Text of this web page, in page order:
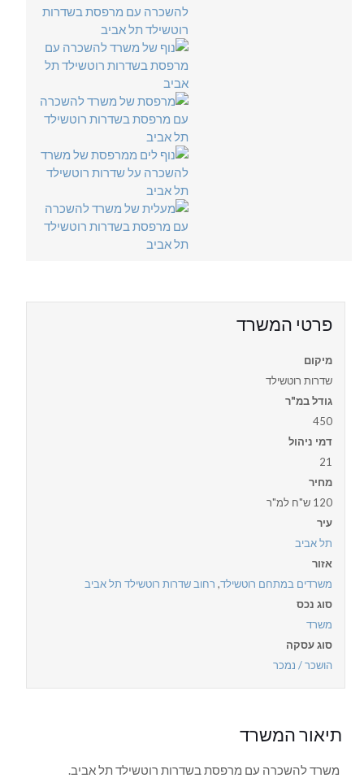
פרטי המשרד
מיקום
שדרות רוטשילד
גודל במ"ר
450
דמי ניהול
21
מחיר
120 ש"ח למ"ר
עיר
תל אביב
אזור
משרדים במתחם רוטשילד, רחוב שדרות רוטשילד תל אביב
סוג נכס
משרד
סוג עסקה
הושכר / נמכר
תיאור המשרד
משרד להשכרה עם מרפסת בשדרות רוטשילד תל אביב.